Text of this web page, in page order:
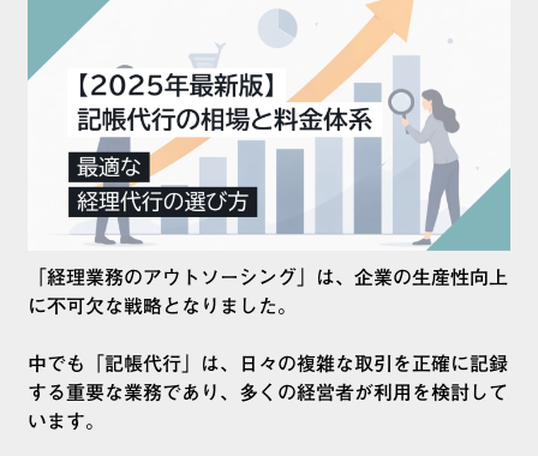
「経理業務のアウトソーシング」は、企業の生産性向上
に不可欠な戦略となりました。
中でも「記帳代行」は、日々の複雑な取引を正確に記録
する重要な業務であり、多くの経営者が利用を検討して
います。